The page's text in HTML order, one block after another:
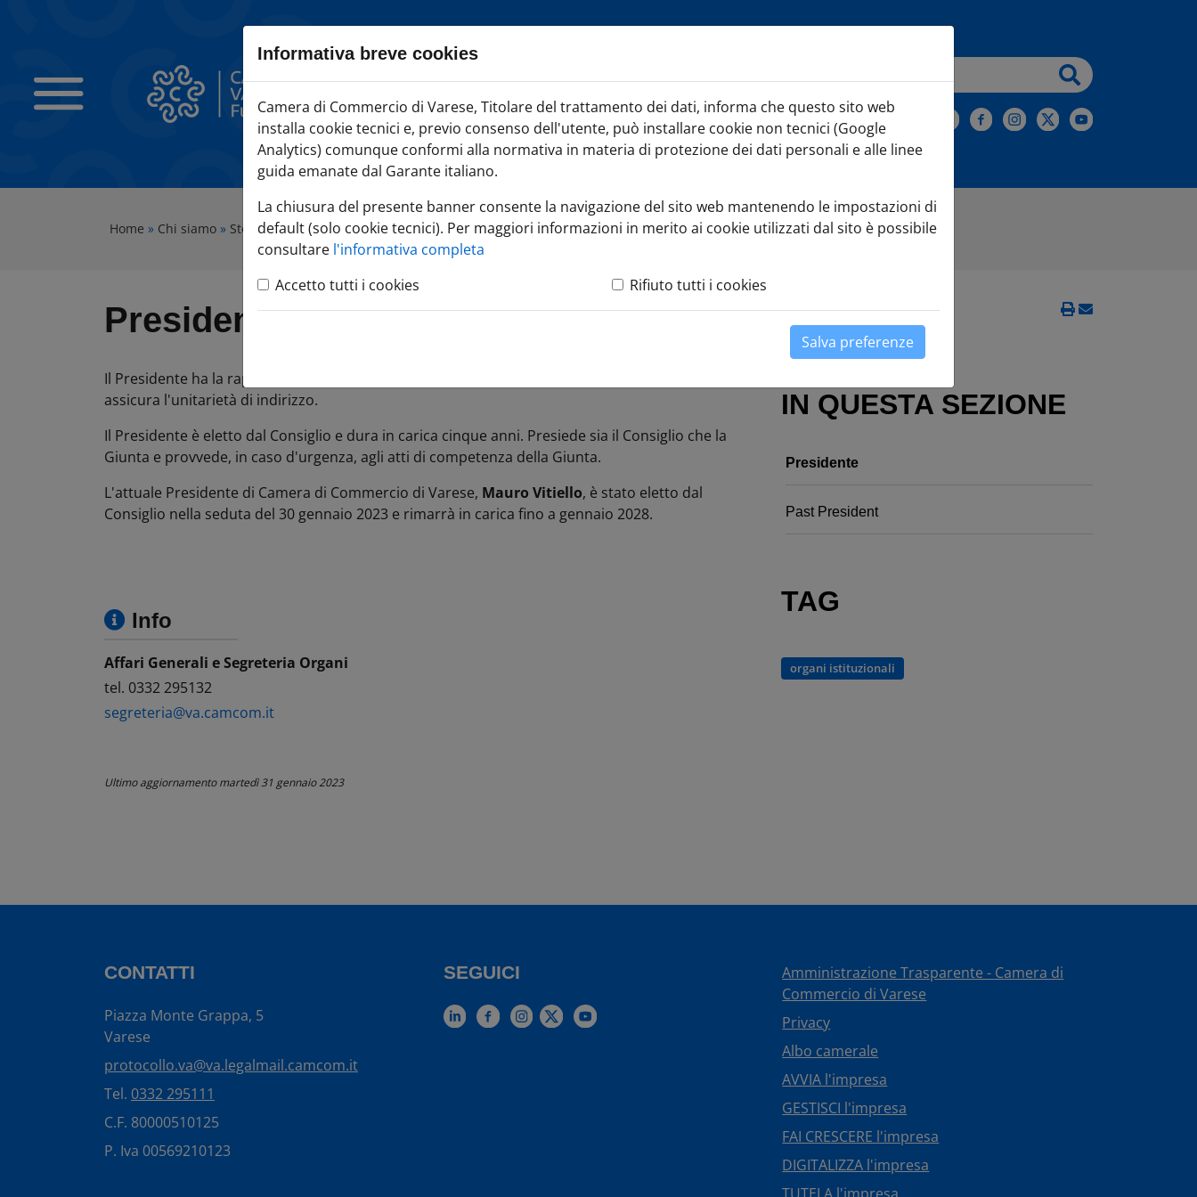
Vai al sezione Percorso briciole di pane
Vai al Contenuto principale della pagina
Vai alla sezione dedicata alle informazioni correlate via TAG
Vai al footer
Camera di Commercio Varese
Iscriviti alla Newsletter
Home » Chi siamo » Storia»Presidente
Presidente
Il Presidente ha la rappresentanza legale e istituzionale di Camera di Commercio di Varese e ne
assicura l'unitarietà di indirizzo.
Il Presidente è eletto dal Consiglio e dura in carica cinque anni. Presiede sia il Consiglio che la
Giunta e provvede, in caso d'urgenza, agli atti di competenza della Giunta.
L'attuale Presidente di Camera di Commercio di Varese, Mauro Vitiello, è stato eletto dal
Consiglio nella seduta del 30 gennaio 2023 e rimarrà in carica fino a gennaio 2028.
Info
Affari Generali e Segreteria Organi
tel. 0332 295132
segreteria@va.camcom.it
Ultimo aggiornamentomartedì 31 gennaio 2023
IN QUESTA SEZIONE
Presidente
Past President
TAG
organi istituzionali
CONTATTI
Piazza Monte Grappa, 5
Varese
protocollo.va@va.legalmail.camcom.it
Tel. 0332 295111
C.F. 80000510125
P. Iva 00569210123
SEGUICI
Amministrazione Trasparente - Camera di
Commercio di Varese
Privacy
Albo camerale
AVVIA l'impresa
GESTISCI l'impresa
FAI CRESCERE l'impresa
DIGITALIZZA l'impresa
TUTELA l'impresa
Informativa breve cookies
Camera di Commercio di Varese, Titolare del trattamento dei dati, informa che questo sito web
installa cookie tecnici e, previo consenso dell'utente, può installare cookie non tecnici (Google
Analytics) comunque conformi alla normativa in materia di protezione dei dati personali e alle linee
guida emanate dal Garante italiano.
La chiusura del presente banner consente la navigazione del sito web mantenendo le impostazioni di
default (solo cookie tecnici). Per maggiori informazioni in merito ai cookie utilizzati dal sito è possibile
consultare l'informativa completa
Accetto tutti i cookies
Rifiuto tutti i cookies
Salva preferenze